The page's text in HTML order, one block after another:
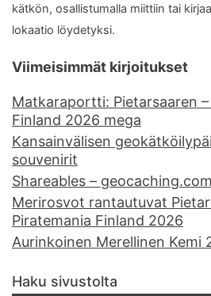
kätkön, osallistumalla miittiin tai
lokaatio löydetyksi.
Viimeisimmät kirjoitukset
Matkaraportti: Pietarsaaren
Finland 2026 mega
Kansainvälisen
souvenirit
Shareables –
Merirosvot rantautuvat
Piratemania Finland 2026
Aurinkoinen Merellinen Kemi
Haku sivustolta